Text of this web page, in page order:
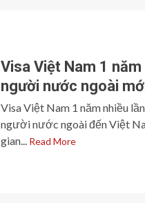
Visa Việt Nam 1
người nước ngoài
Visa Việt Nam 1 năm nhiều
người nước ngoài đến Việt
gian...
Read More